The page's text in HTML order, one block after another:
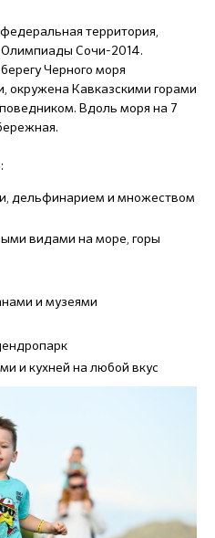
территория,
Олимпиады Сочи-2014.
Черного моря
окружена Кавказскими горами
Вдоль моря на 7
дельфинарием и множеством
видами на море, горы
и музеями
и кухней на любой вкус